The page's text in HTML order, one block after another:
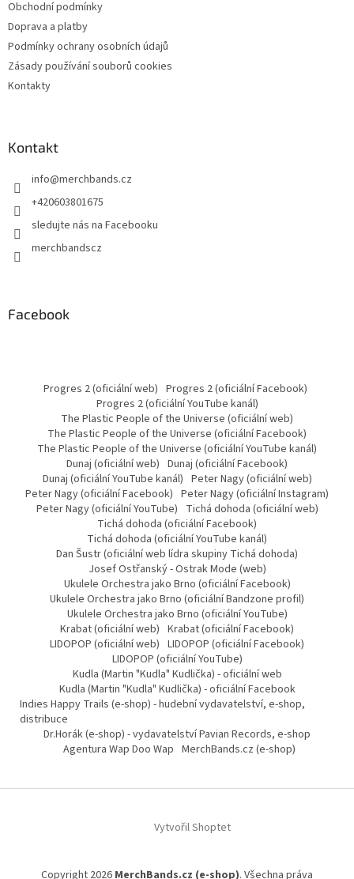
Obchodní podmínky
Doprava a platby
Podmínky ochrany osobních údajů
Zásady používání souborů cookies
Kontakty
Kontakt
info@merchbands.cz
+420603801675
sledujte nás na Facebooku
merchbandscz
Facebook
Progres 2 (oficiální web) Progres 2 (oficiální Facebook)
Progres 2 (oficiální YouTube kanál)
The Plastic People of the Universe (oficiální web)
The Plastic People of the Universe (oficiální Facebook)
The Plastic People of the Universe (oficiální YouTube kanál)
Dunaj (oficiální web) Dunaj (oficiální Facebook)
Dunaj (oficiální YouTube kanál) Peter Nagy (oficiální web)
Peter Nagy (oficiální Facebook) Peter Nagy (oficiální Instagram)
Peter Nagy (oficiální YouTube) Tichá dohoda (oficiální web)
Tichá dohoda (oficiální Facebook)
Tichá dohoda (oficiální YouTube kanál)
Dan Šustr (oficiální web lídra skupiny Tichá dohoda)
Josef Ostřanský - Ostrak Mode (web)
Ukulele Orchestra jako Brno (oficiální Facebook)
Ukulele Orchestra jako Brno (oficiální Bandzone profil)
Ukulele Orchestra jako Brno (oficiální YouTube)
Krabat (oficiální web) Krabat (oficiální Facebook)
LIDOPOP (oficiální web) LIDOPOP (oficiální Facebook)
LIDOPOP (oficiální YouTube)
Kudla (Martin "Kudla" Kudlička) - oficiální web
Kudla (Martin "Kudla" Kudlička) - oficiální Facebook
Indies Happy Trails (e-shop) - hudební vydavatelství, e-shop,
distribuce
Dr.Horák (e-shop) - vydavatelství Pavian Records, e-shop
Agentura Wap Doo Wap MerchBands.cz (e-shop)
Vytvořil Shoptet
Copyright 2026 MerchBands.cz (e-shop). Všechna práva